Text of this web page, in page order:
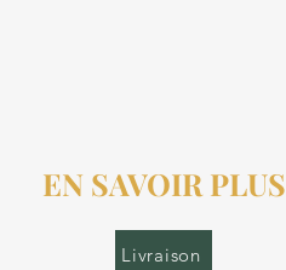
EN SAVOIR PLUS
Livraison